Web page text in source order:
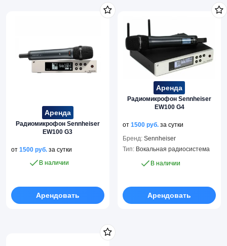
Аренда
Радиомикрофон Sennheiser
EW100 G3
от 1500 руб. за сутки
В наличии
Арендовать
Аренда
Радиомикрофон Sennheiser
EW100 G4
от1500руб. за сутки
Бренд: Sennheiser
Тип: Вокальная радиосистема
В наличии
Арендовать